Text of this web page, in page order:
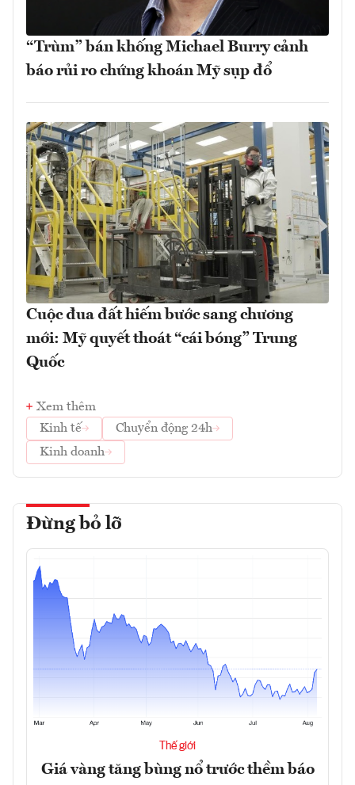
“Trùm” bán khống Michael Burry cảnh
báo rủi ro chứng khoán Mỹ sụp đổ
Cuộc đua đất hiếm bước sang chương
mới: Mỹ quyết thoát “cái bóng” Trung
Quốc
Xem thêm
Kinh tế
Chuyển động 24h
Kinh doanh
Đừng bỏ lỡ
Thế giới
Giá vàng tăng bùng nổ trước thềm báo